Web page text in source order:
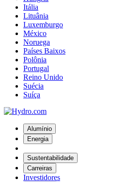
Itália
Lituânia
Luxemburgo
México
Noruega
Países Baixos
Polônia
Portugal
Reino Unido
Suécia
Suíça
Alumínio
Energia
Sustentabilidade
Carreiras
Investidores